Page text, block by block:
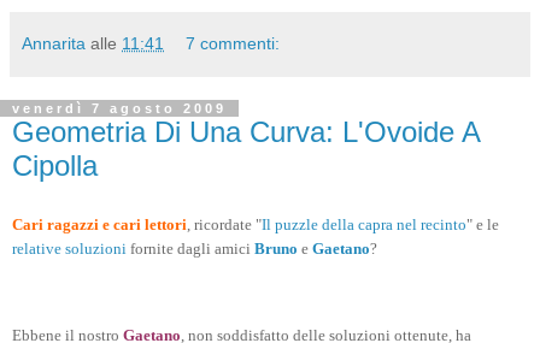
Annarita alle 11:41 7 commenti:
venerdì 7 agosto 2009
Geometria Di Una Curva: L'Ovoide A
Cipolla
Cari ragazzi e cari lettori, ricordate "Il puzzle della capra nel recinto" e le
relative soluzioni fornite dagli amici Bruno e Gaetano?
Ebbene il nostro Gaetano , non soddisfatto delle soluzioni ottenute, ha